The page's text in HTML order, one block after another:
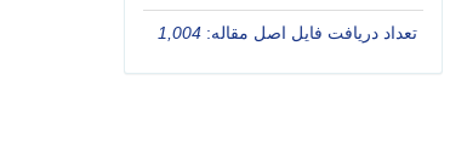
تعداد دریافت فایل اصل مقاله:1,004